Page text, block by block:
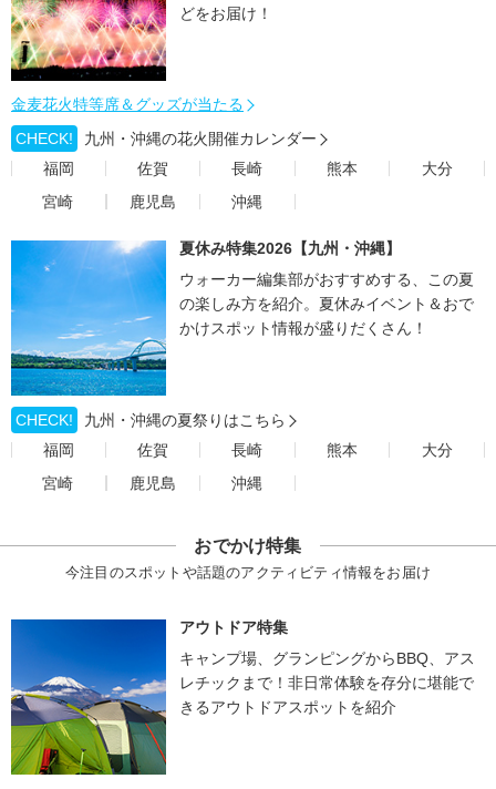
どをお届け！
金麦花火特等席＆グッズが当たる
CHECK!
九州・沖縄の花火開催カレンダー
福岡
佐賀 長崎 熊本
大分
宮崎
鹿児島 沖縄
夏休み特集2026【九州・沖縄】
ウォーカー編集部がおすすめする、この夏
の楽しみ方を紹介。夏休みイベント＆おで
かけスポット情報が盛りだくさん！
CHECK!
九州・沖縄の夏祭りはこちら
福岡
佐賀 長崎 熊本
大分
宮崎
鹿児島 沖縄
おでかけ特集
今注目のスポットや話題のアクティビティ情報をお届け
アウトドア特集
キャンプ場、グランピングからBBQ、アス
レチックまで！非日常体験を存分に堪能で
きるアウトドアスポットを紹介